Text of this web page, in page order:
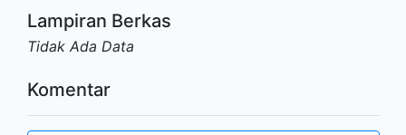
Lampiran Berkas
Tidak Ada Data
Komentar